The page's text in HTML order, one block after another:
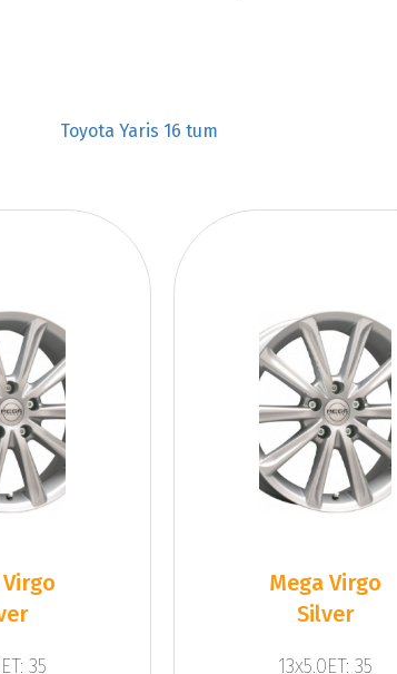
Toyota Yaris 16 tum
35
Mega Virgo
Silver
13x5.0ET: 35